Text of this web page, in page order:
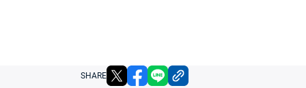
SHARE X facebook